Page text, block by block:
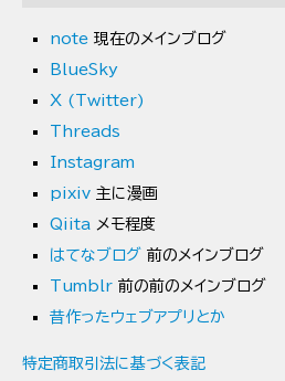
F・不二雄の作品総解説」にて解
2023/03/17 小説すばる
界プラシーボ」
2023/02/15 株式会社LIXIL「
小説「我が家の壁内細菌フローラ」
2022/12/23 日経サイエンス
説「にくづきにくら」
2022/11/28 Numero
note 現在のメインブログ
BlueSky
X (Twitter)
Threads
Instagram
pixiv 主に漫画
Qiita メモ程度
はてなブログ 前のメインブログ
Tumblr 前の前のメインブログ
昔作ったウェブアプリとか
特定商取引法に基づく表記